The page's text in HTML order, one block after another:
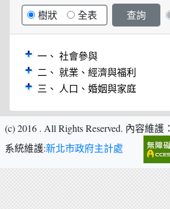
樹狀 全表
一、 社會參與
二、 就業、經濟與福利
三、 人口、婚姻與家庭
(c) 2016 . All Rights Reserved. 內容維護：
系統維護:新北市政府主計處